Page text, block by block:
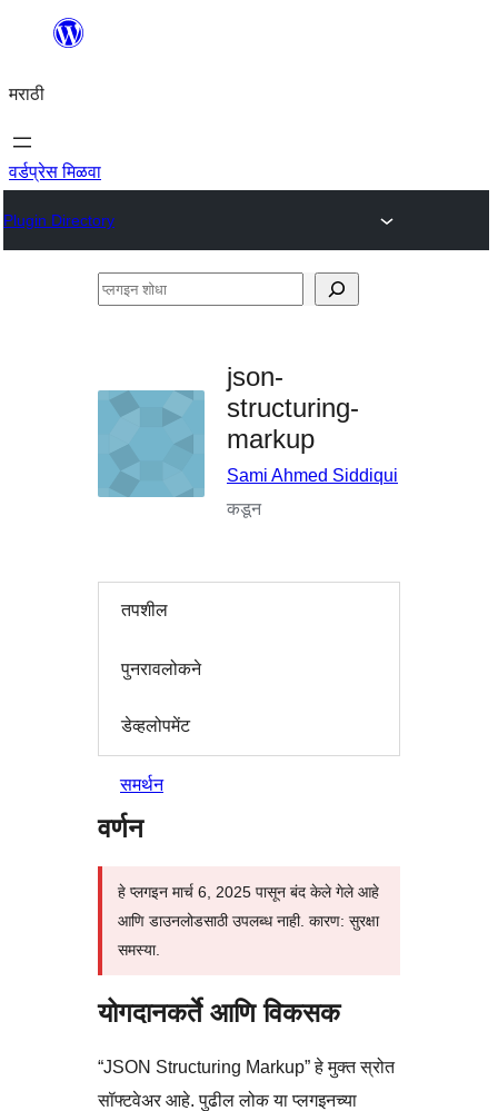
सामुग्रीवर
मराठी
वर्डप्रेस मिळवा
Plugin Directory
प्लगइन
json-
structuring-
markup
Sami Ahmed Siddiqui
कडून
तपशील
पुनरावलोकने
डेव्हलोपमेंट
समर्थन
वर्णन
हे प्लगइन मार्च 6, 2025 पासून बंद केले गेले आहे
आणि डाउनलोडसाठी उपलब्ध नाही. कारण: सुरक्षा
समस्या.
योगदानकर्ते आणि विकसक
“JSON Structuring Markup” हे मुक्त स्रोत
सॉफ्टवेअर आहे. पुढील लोक या प्लगइनच्या